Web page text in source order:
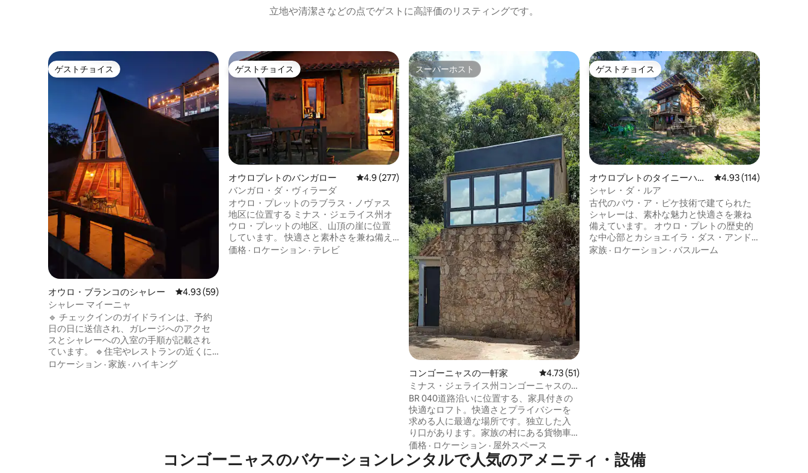
立地や清潔さなどの点でゲストに高評価のリスティングです。
ゲストチョイス
ゲストチョイス
オウロ・ブランコのシャレー レビュー59件、5つ星中4.93つ星の平均評価
4.93 (59)
シャレー マイーニャ
🔹️ チェックインのガイドラインは、予約
日の日に送信され、ガレージへのアクセ
スとシャレーへの入室の手順が記載され
ています。 🔹️住宅やレストランの近くに
位置しています。 🍽 キッチン：IHコンロ/
ロケーション · 家族 · ハイキング
ゲストチョイス
ゲストチョイス
オウロプレトのバンガロー レビュー277件、5つ星中4.9つ星の平均評価
4.9 (277)
バンガロ・ダ・ヴィラーダ
オウロ・プレットのラブラス・ノヴァス
地区に位置する ミナス・ジェライス州オ
ウロ・プレットの地区、山頂の崖に位置
しています。 快適さと素朴さを兼ね備え
た提供を目指しています。 南側のイタコ
価格 · ロケーション · テレビ
スーパーホスト
スーパーホスト
コンゴーニャスの一軒家 レビュー51件、5つ星中4.73つ星の平均評価
4.73 (51)
ミナス・ジェライス州コンゴーニャスの
ロフト「ムーロ・デ・ペドラス」
BR 040道路沿いに位置する、家具付きの
快適なロフト。快適さとプライバシーを
求める人に最適な場所です。独立した入
り口があります。家族の村にある貨物車
（オープンパティオ）に駐車することが
できます。ベッドリネンとタオルをご用
意しています。 📍私たちは、高速道路Br
価格 · ロケーション · 屋外スペース
ゲストチョイス
ゲストチョイス
オウロプレトのタイニーハウ
ス
レビュー114件、5つ
4.93 (114)
シャレ・ダ・ルア
古代のパウ・ア・ピケ技術で建てられた
シャレーは、素朴な魅力と快適さを兼ね
備えています。 オウロ・プレトの歴史的
な中心部とカショエイラ・ダス・アンド
リーニャスから数分。自然に囲まれた空
家族 · ロケーション · バスルーム
コンゴーニャスのバケーションレンタルで人気のアメニティ・設備